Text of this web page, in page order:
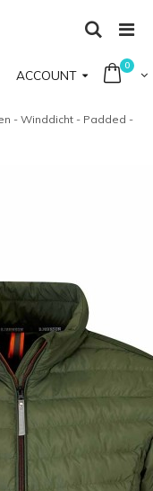
ACCOUNT
0
- Winddicht - Padded -